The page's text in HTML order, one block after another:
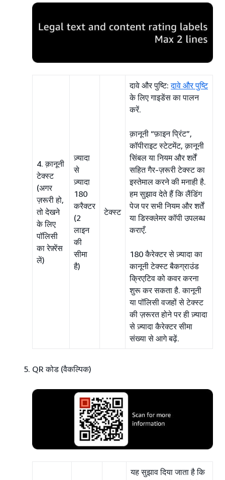
4. क़ानूनी
टेक्स्ट
(अगर
ज़रूरी हो,
तो देखने
के लिए
पॉलिसी
का रेफ़्रेंस
लें)
ज़्यादा
से
ज़्यादा
180
करैक्टर
(2
लाइन
की
सीमा
है)
टेक्स्ट
दावे और पुष्टि:दावे और पुष्टि
के लिए गाइडेंस का पालन
करें.
क़ानूनी “फ़ाइन प्रिंट”,
कॉपीराइट स्टेटमेंट, क़ानूनी
सिंबल या नियम और शर्तें
सहित गैर-ज़रूरी टेक्स्ट का
इस्तेमाल करने की मनाही है.
हम सुझाव देते हैं कि लैंडिंग
पेज पर सभी नियम और शर्तें
या डिस्क्लेमर कॉपी उपलब्ध
कराएँ.
180 कैरेक्टर से ज़्यादा का
कानूनी टेक्स्ट बैकग्राउंड
क्रिएटिव को कवर करना
शुरू कर सकता है. कानूनी
या पॉलिसी वजहों से टेक्स्ट
की ज़रूरत होने पर ही ज़्यादा
से ज़्यादा कैरेक्टर सीमा
संख्या से आगे बढ़ें.
QR कोड (वैकल्पिक)
यह सुझाव दिया जाता है कि